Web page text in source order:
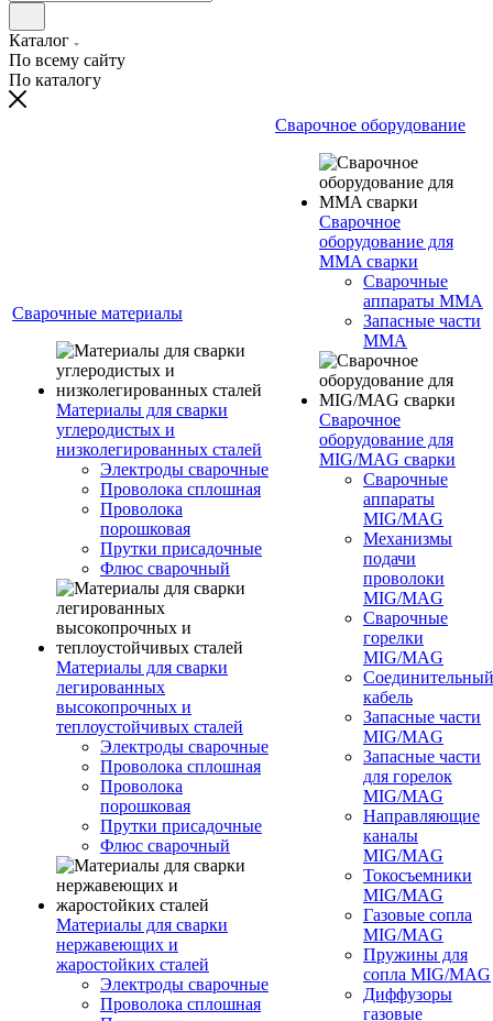
Каталог
По всему сайту
По каталогу
Сварочные материалы
Материалы для сварки
углеродистых и
низколегированных сталей
Электроды сварочные
Проволока сплошная
Проволока
порошковая
Прутки присадочные
Флюс сварочный
Материалы для сварки
легированных
высокопрочных и
теплоустойчивых сталей
Электроды сварочные
Проволока сплошная
Проволока
порошковая
Прутки присадочные
Флюс сварочный
Материалы для сварки
нержавеющих и
жаростойких сталей
Электроды сварочные
Проволока сплошная
Сварочное оборудование
Сварочное
оборудование для
MMA сварки
Сварочные
аппараты MMA
Запасные части
MMA
Сварочное
оборудование для
MIG/MAG сварки
Сварочные
аппараты
MIG/MAG
Механизмы
подачи
проволоки
MIG/MAG
Сварочные
горелки
MIG/MAG
Соединительный
кабель
Запасные части
MIG/MAG
Запасные части
для горелок
MIG/MAG
Направляющие
каналы
MIG/MAG
Токосъемники
MIG/MAG
Газовые сопла
MIG/MAG
Пружины для
сопла MIG/MAG
Диффузоры
газовые